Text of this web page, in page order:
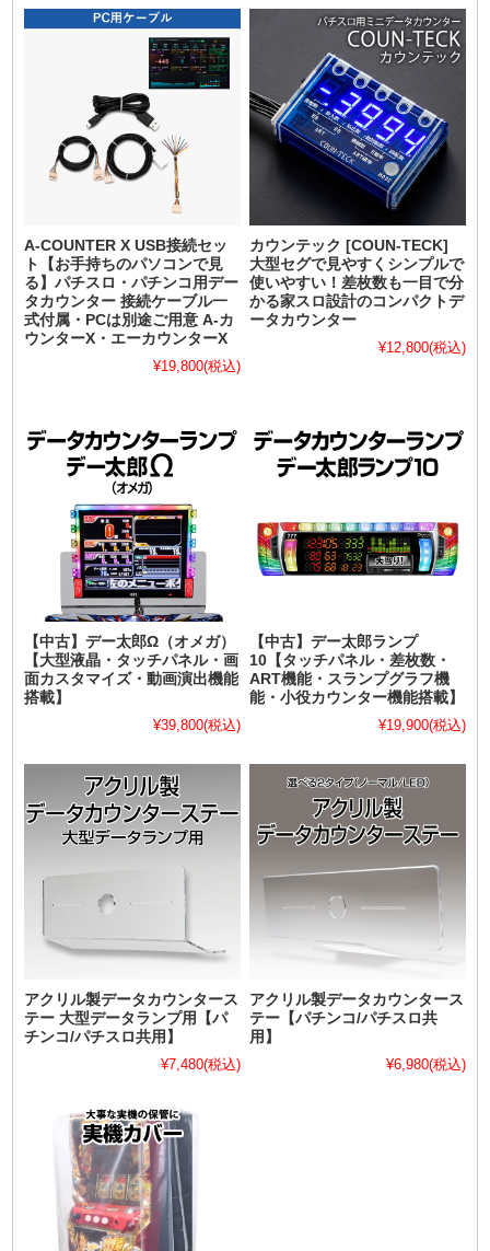
A-COUNTER X USB接続セッ
ト【お手持ちのパソコンで見
る】パチスロ・パチンコ用デー
タカウンター 接続ケーブル一
式付属・PCは別途ご用意 A-カ
ウンターX・エーカウンターX
¥19,800(税込)
カウンテック [COUN-TECK]
大型セグで見やすくシンプルで
使いやすい！差枚数も一目で分
かる家スロ設計のコンパクトデ
ータカウンター
¥12,800(税込)
【中古】デー太郎Ω（オメガ）
【大型液晶・タッチパネル・画
面カスタマイズ・動画演出機能
搭載】
¥39,800(税込)
【中古】デー太郎ランプ
10【タッチパネル・差枚数・
ART機能・スランプグラフ機
能・小役カウンター機能搭載】
¥19,900(税込)
アクリル製データカウンタース
テー 大型データランプ用【パ
チンコ/パチスロ共用】
¥7,480(税込)
アクリル製データカウンタース
テー【パチンコ/パチスロ共
用】
¥6,980(税込)